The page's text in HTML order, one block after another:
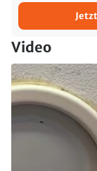
Video